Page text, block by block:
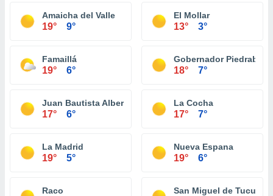
Amaicha del Valle
19° 9°
El Mollar
13° 3°
Famaillá
19° 6°
Gobernador
18° 7°
Juan Bautista Alberdi
17° 6°
La Cocha
17° 7°
La Madrid
19° 5°
Nueva Espana
19° 6°
Raco San Miguel de Tucumán